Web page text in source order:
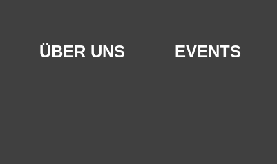
ÜBER UNS EVENTS